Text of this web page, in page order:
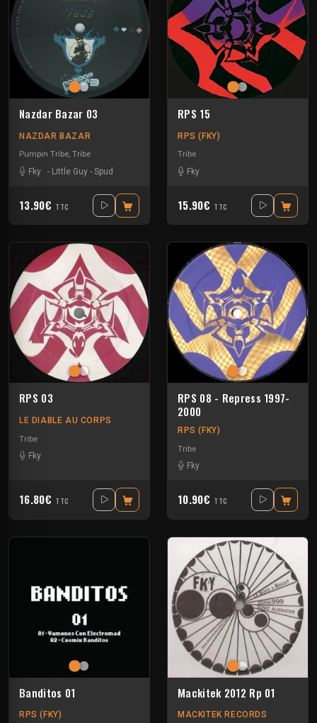
Nazdar Bazar 03
NAZDAR BAZAR
Pumpin Tribe, Tribe
Fky
- Little Guy - Spud
13.90€ TTC
RPS 15
RPS (FKY)
Tribe
Fky
15.90€ TTC
RPS 03
LE DIABLE AU CORPS
Tribe
Fky
16.80€ TTC
RPS 08 - Repress 1997-
2000
RPS (FKY)
Tribe
Fky
10.90€ TTC
Banditos 01
RPS (FKY)
Mackitek 2012 Rp 01
MACKITEK RECORDS